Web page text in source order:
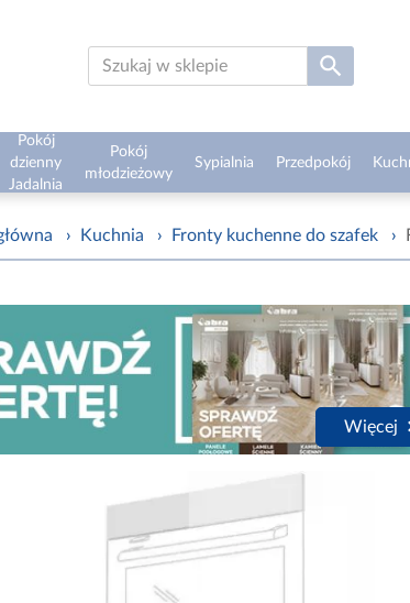
Pokój
dzienny
Jadalnia
Pokój
młodzieżowy
Sypialnia Przedpokój
› Kuchnia › Fronty kuchenne do szafek ›
Więcej